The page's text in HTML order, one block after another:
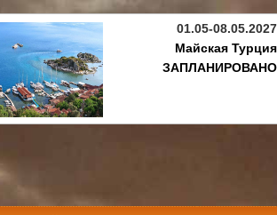
01.05-08.05.2027
Майская Турция
ЗАПЛАНИРОВАНО